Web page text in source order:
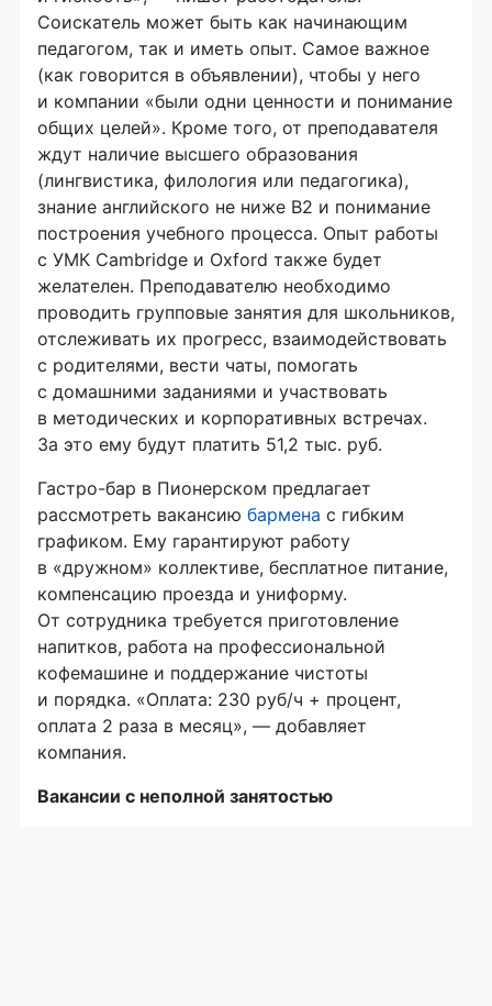
Соискатель может быть как начинающим
педагогом, так и иметь опыт. Самое важное
(как говорится в объявлении), чтобы у него
и компании «были одни ценности и понимание
общих целей». Кроме того, от преподавателя
ждут наличие высшего образования
(лингвистика, филология или педагогика),
знание английского не ниже B2 и понимание
построения учебного процесса. Опыт работы
с УМК Cambridge и Oxford также будет
желателен. Преподавателю необходимо
проводить групповые занятия для школьников,
отслеживать их прогресс, взаимодействовать
с родителями, вести чаты, помогать
с домашними заданиями и участвовать
в методических и корпоративных встречах.
За это ему будут платить 51,2 тыс. руб.
Гастро-бар в Пионерском предлагает
рассмотреть вакансию бармена с гибким
графиком. Ему гарантируют работу
в «дружном» коллективе, бесплатное питание,
компенсацию проезда и униформу.
От сотрудника требуется приготовление
напитков, работа на профессиональной
кофемашине и поддержание чистоты
и порядка. «Оплата: 230 руб/ч + процент,
оплата 2 раза в месяц», — добавляет
компания.
Вакансии с неполной занятостью